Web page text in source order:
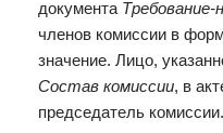
документа Требование-
членов комиссии в
значение. Лицо,
Состав комиссии, в
председатель комиссии.